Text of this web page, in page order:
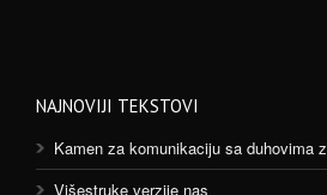
NAJNOVIJI TEKSTOVI
Kamen za komunikaciju sa duhovima
Višestruke verzije nas